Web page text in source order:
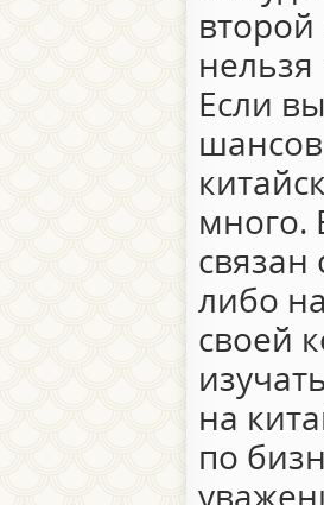
нельзя
Если
много.
связан
либо
своей
на
по